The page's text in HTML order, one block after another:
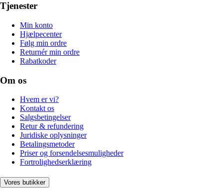
Tjenester
Min konto
Hjælpecenter
Følg min ordre
Returnér min ordre
Rabatkoder
Om os
Hvem er vi?
Kontakt os
Salgsbetingelser
Retur & refundering
Juridiske oplysninger
Betalingsmetoder
Priser og forsendelsesmuligheder
Fortrolighedserklæring
Vores butikker